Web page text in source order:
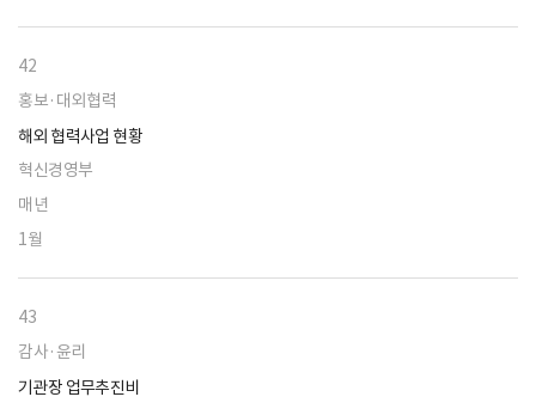
42
홍보·대외협력
해외 협력사업 현황
혁신경영부
매년
1월
43
감사·윤리
기관장 업무추진비